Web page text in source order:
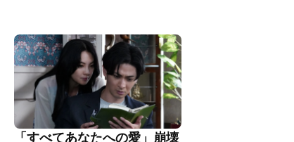
「すべてあなたへの愛」崩壊